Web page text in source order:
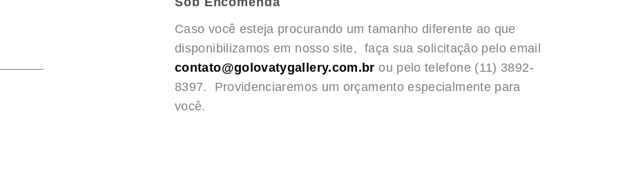
Caso você esteja procurando um tamanho diferente ao que
disponibilizamos em nosso site, faça sua solicitação pelo email
contato@golovatygallery.com.br ou pelo telefone (11) 3892-
8397. Providenciaremos um orçamento especialmente para
você.